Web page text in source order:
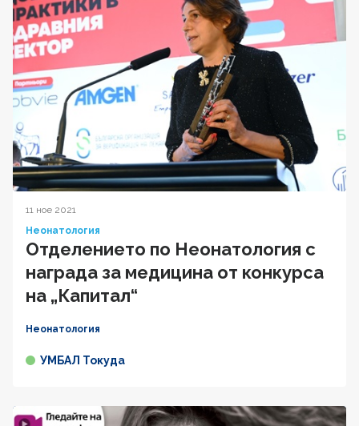
11 ное 2021
Неонатология
Отделението по Неонатология с
награда за медицина от конкурса
на „Капитал“
Неонатология
УМБАЛ Токуда